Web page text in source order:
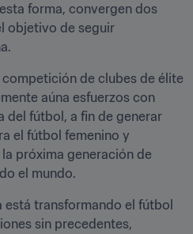
forma, convergen dos
objetivo de seguir
de clubes de élite
aúna esfuerzos con
del fútbol, a fin de generar
el fútbol femenino y
próxima generación de
el mundo.
está transformando el fútbol
sin precedentes,